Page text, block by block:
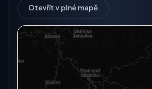
Otevřít v plné mapě
Radarový snímek momentálně není